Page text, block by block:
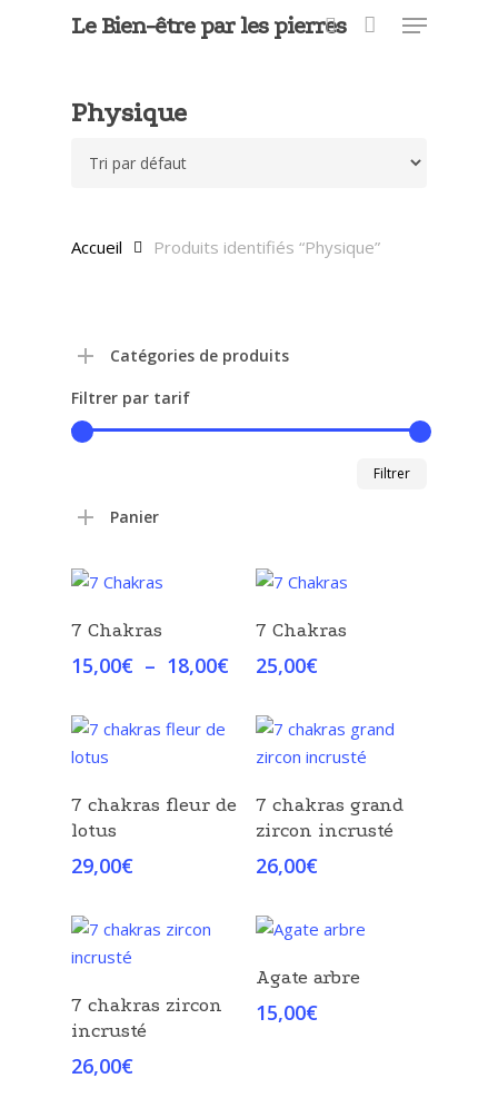
Le Bien-être par les pierres Menu
Physique
Accueil Produits identifiés “Physique”
Catégories de produits
Filtrer par tarif
Filtrer
Panier
Choix Des Options
7 Chakras
15,00€ – 18,00€Plage
prix :
15,00€
Choix Des Options
7 Chakras
25,00€
Choix Des Options
7 chakras fleur de
lotus
29,00€
Choix Des Options
7 chakras grand
zircon incrusté
26,00€
Choix Des Options
7 chakras zircon
incrusté
26,00€
Choix Des Options
Agate arbre
15,00€